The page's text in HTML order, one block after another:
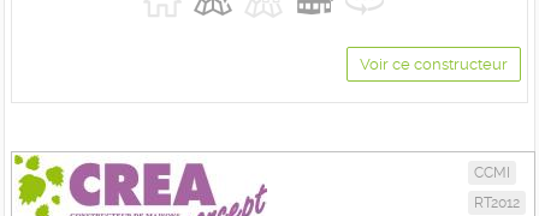
Voir ce constructeur
CCMI
RT2012